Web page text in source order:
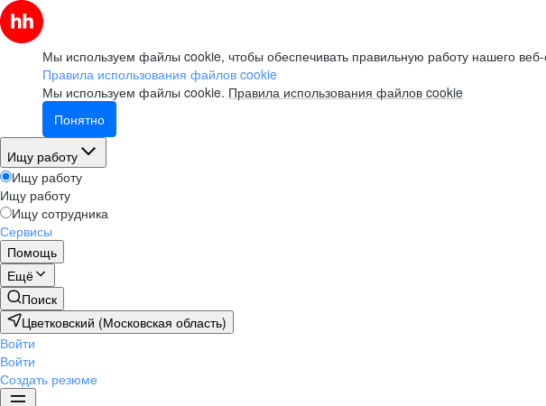
Мы используем файлы cookie, чтобы обеспечивать правильную работу нашего веб-
Правила использования файлов cookie
Мы используем файлы cookie. Правила использования файлов cookie
Понятно
Ищу работу
Ищу работу
Ищу работу
Ищу сотрудника
Сервисы
Помощь
Ещё
Поиск
Цветковский (Московская область)
Войти
Войти
Создать резюме